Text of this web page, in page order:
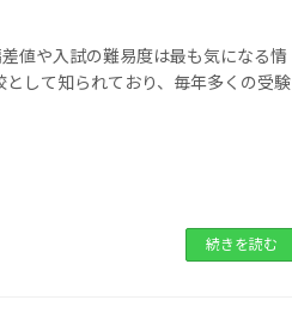
値や入試の難易度は最も気になる情
して知られており、毎年多くの受験
続きを読む